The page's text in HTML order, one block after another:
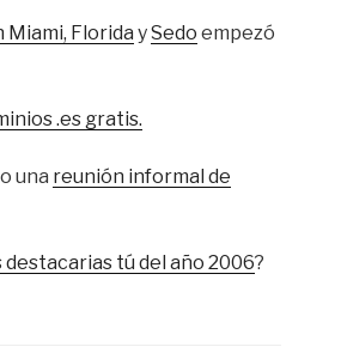
Miami, Florida ySedo empezó
.es gratis.
una reunión informal de
tú del año 2006?